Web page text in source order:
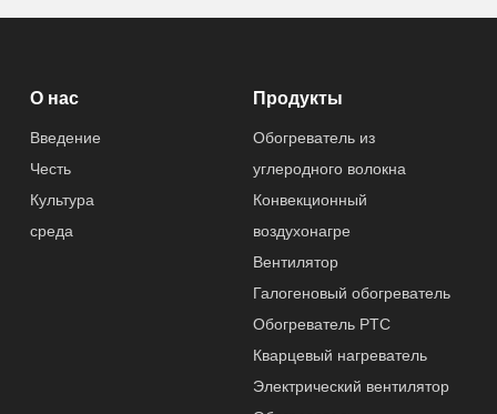
О нас
Введение
Честь
Культура
среда
Продукты
Обогреватель из
углеродного волокна
Конвекционный
воздухонагре
Вентилятор
Галогеновый обогреватель
Обогреватель PTC
Кварцевый нагреватель
Электрический вентилятор